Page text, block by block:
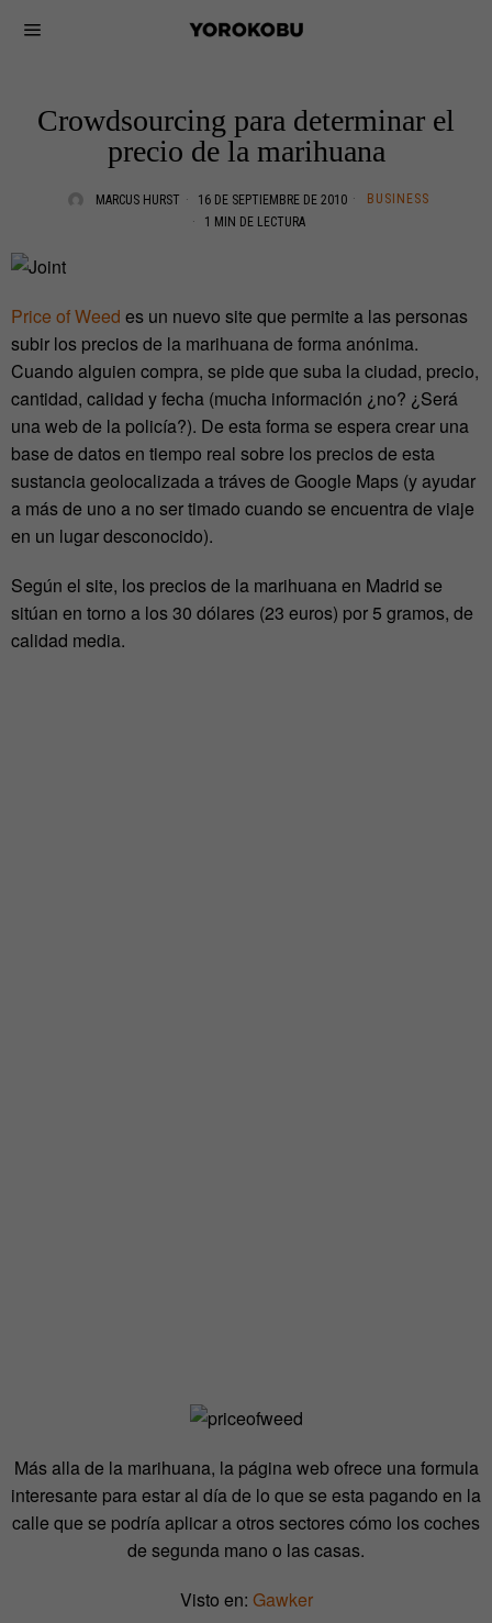
Crowdsourcing para determinar el
precio de la marihuana
MARCUS HURST 16 DE SEPTIEMBRE DE 2010
BUSINESS
1 MIN DE LECTURA
Price of Weed es un nuevo site que permite a las personas
subir los precios de la marihuana de forma anónima.
Cuando alguien compra, se pide que suba la ciudad, precio,
cantidad, calidad y fecha (mucha información ¿no? ¿Será
una web de la policía?). De esta forma se espera crear una
base de datos en tiempo real sobre los precios de esta
sustancia geolocalizada a tráves de Google Maps (y ayudar
a más de uno a no ser timado cuando se encuentra de viaje
en un lugar desconocido).
Según el site, los precios de la marihuana en Madrid se
sitúan en torno a los 30 dólares (23 euros) por 5 gramos, de
calidad media.
Más alla de la marihuana, la página web ofrece una formula
interesante para estar al día de lo que se esta pagando en la
calle que se podría aplicar a otros sectores cómo los coches
de segunda mano o las casas.
Visto en: Gawker